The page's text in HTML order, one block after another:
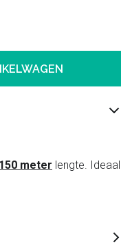
meter lengte. Ideaal